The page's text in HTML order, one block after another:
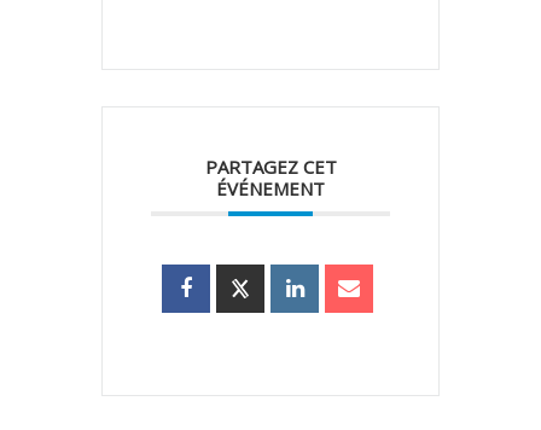
PARTAGEZ CET
ÉVÉNEMENT